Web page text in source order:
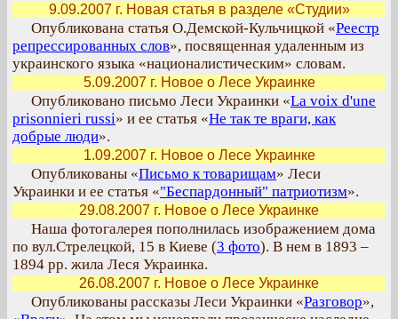
9.09.2007 г. Новая статья в разделе «Студии»
Опубликована статья О.Демской-Кульчицкой «Реестр
репрессированных слов», посвященная удаленным из
украинского языка «националистическим» словам.
5.09.2007 г. Новое о Лесе Украинке
Опубликовано письмо Леси Украинки «La voix d'une
prisonnieri russi» и ее статья «Не так те враги, как
добрые люди».
1.09.2007 г. Новое о Лесе Украинке
Опубликованы «Письмо к товарищам» Леси
Украинки и ее статья «"Беспардонный" патриотизм».
29.08.2007 г. Новое о Лесе Украинке
Наша фотогалерея пополнилась изображением дома
по вул.Стрелецкой, 15 в Киеве (3 фото). В нем в 1893 –
1894 рр. жила Леся Украинка.
26.08.2007 г. Новое о Лесе Украинке
Опубликованы рассказы Леси Украинки «Разговор»,